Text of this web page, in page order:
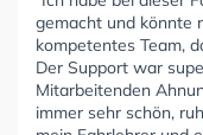
gemacht und könnte
kompetentes Team,
Der Support war
Mitarbeitenden
immer sehr schön,